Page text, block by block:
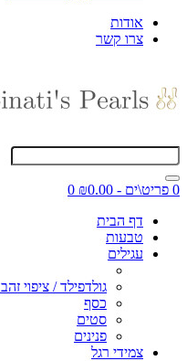
אודות
צרו קשר
0 פריט\ים - ₪0.00
0
דף הבית
טבעות
עגילים
גולדפילד / ציפוי זהב 2 מיקרון
כסף
סטים
פנינים
צמידי רגל